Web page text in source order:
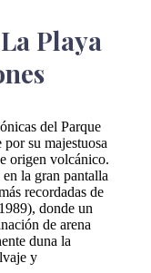
Playa
del Parque
su majestuosa
origen volcánico.
la gran pantalla
recordadas de
donde un
de arena
duna la
y